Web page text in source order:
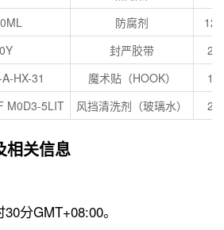
防腐剂
12
封严胶带
2
HX-31 魔术贴（HOOK）
1
M0D3-5LIT 风挡清洗剂（玻璃水） 2
相关信息
分GMT+08:00。